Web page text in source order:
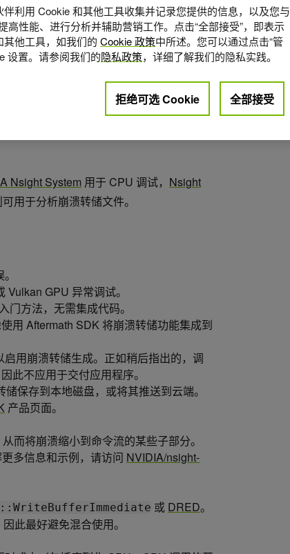
Nsight System 用于 CPU 调试， Nsight
可用于分析崩溃转储文件。
GPU 异常调试。
门方法，无需集成代码。
用 Aftermath SDK 将崩溃转储功能集成到
用崩溃转储生成。正如稍后指出的，调
此不应用于交付应用程序。
保存到本地磁盘，或将其推送到云端。
产品页面。
而将崩溃缩小到命令流的某些子部分。
多信息和示例，请访问 NVIDIA/nsight-
或 DRED。
此最好避免混合使用。
利用 Cookie 和其他工具收集并记录您提供的信息，以及您与
高性能、进行分析并辅助营销工作。点击“全部接受”，即表示
他工具，如我们的 Cookie 政策中所述。您可以通过点击“管
设置。请参阅我们的隐私政策，详细了解我们的隐私实践。
拒绝可选 Cookie 全部接受